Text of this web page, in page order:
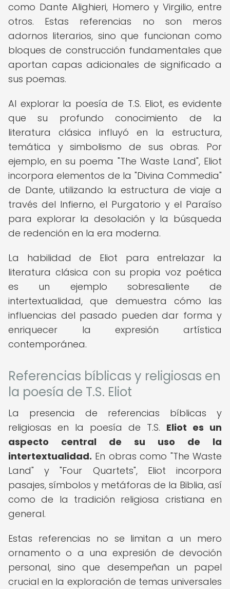
como Dante Alighieri, Homero y Virgilio, entre
otros. Estas referencias no son meros
adornos literarios, sino que funcionan como
bloques de construcción fundamentales que
aportan capas adicionales de significado a
sus poemas.
Al explorar la poesía de T.S. Eliot, es evidente
que su profundo conocimiento de la
literatura clásica influyó en la estructura,
temática y simbolismo de sus obras. Por
ejemplo, en su poema "The Waste Land", Eliot
incorpora elementos de la "Divina Commedia"
de Dante, utilizando la estructura de viaje a
través del Infierno, el Purgatorio y el Paraíso
para explorar la desolación y la búsqueda
de redención en la era moderna.
La habilidad de Eliot para entrelazar la
literatura clásica con su propia voz poética
es un ejemplo sobresaliente de
intertextualidad, que demuestra cómo las
influencias del pasado pueden dar forma y
enriquecer la expresión artística
contemporánea.
Referencias bíblicas y religiosas en
la poesía de T.S. Eliot
La presencia de referencias bíblicas y
religiosas en la poesía de T.S. Eliot es un
aspecto central de su uso de la
intertextualidad. En obras como "The Waste
Land" y "Four Quartets", Eliot incorpora
pasajes, símbolos y metáforas de la Biblia, así
como de la tradición religiosa cristiana en
general.
Estas referencias no se limitan a un mero
ornamento o a una expresión de devoción
personal, sino que desempeñan un papel
crucial en la exploración de temas universales